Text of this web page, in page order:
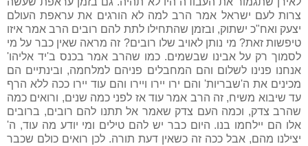
צרות לעם ישראל אמר הרב למה לא הורגים את עראפת העולם
יצעק ואח"כ ישתוק, ובזמן שהתחילו לתת להם רובים הרב אמר איזו
טיפשות זאת? מי נותן לאויב שלו רובים? זה מראה שאין כבר על מי
לסמוך רק על אבינו שבשמים. כמו שהרב אמר בכנס ב'יד אליהו'
אנחנו פנינו לשלום והם המחבלים פניהם למלחמה, ובינתיים הם
מכינים את ה'שבריות' והם ירו יירו ויירו והם עוד יירו ככה ללא הרף
עד שיבוא משיח, זה הרב אמר עוד אז לפני כמה שנים, ורואים כמה
שהרב צדק, וכמה העם צדק שאמר אל תתנו להם רובים, ברובים
אלו הם יילחמו בנו. היום כבר יש להם טילים ומי יודע מה עוד, ה'
יצילנו מהם, אבל ככה זה כשאין דעת תורה. לכן רואים כולם שכבר